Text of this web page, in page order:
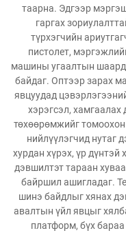
таарна. Эдгээр
гаргах
түрхэгчийн
пистолет,
машины угаалтын
байдаг. Оптээр зарах
явцуудад
хэрэгсэл, хамгаалах
төхөөрөмжийг
нийлүүлэгчид нутаг
хурдан хүрэх, үр дүнтэй
дэвшилтэт тараан
байршил ашигладаг.
шинэ байдлыг хянах
авалтын үйл явцыг
платформ, бүх